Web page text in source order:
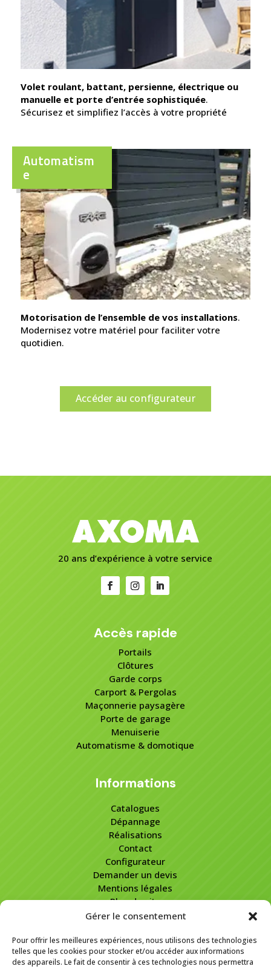
Gérer le consentement
Pour offrir les meilleures expériences, nous utilisons des technologies
telles que les cookies pour stocker et/ou accéder aux informations
des appareils. Le fait de consentir à ces technologies nous permettra
Volet roulant, battant, persienne, électrique ou
manuelle et porte d’entrée sophistiquée.
Sécurisez et simplifiez l’accès à votre propriété
Automatism
e
Motorisation de l’ensemble de vos installations.
Modernisez votre matériel pour faciliter votre
quotidien.
Accéder au configurateur
20 ans d’expérience à votre service
Accès rapide
Portails
Clôtures
Garde corps
Carport & Pergolas
Maçonnerie paysagère
Porte de garage
Menuiserie
Automatisme & domotique
Informations
Catalogues
Dépannage
Réalisations
Contact
Configurateur
Demander un devis
Mentions légales
Plan de site
Coordonnées